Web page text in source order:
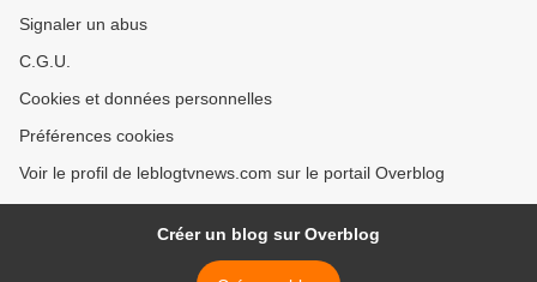
Signaler un abus
C.G.U.
Cookies et données personnelles
Préférences cookies
Voir le profil de leblogtvnews.com sur le portail Overblog
Créer un blog sur Overblog